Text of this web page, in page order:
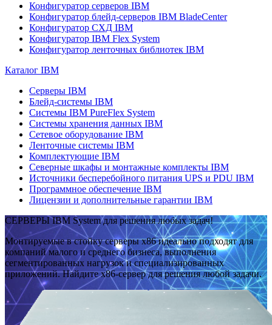
Конфигуратор серверов IBM
Конфигуратор блейд-серверов IBM BladeCenter
Конфигуратор СХД IBM
Конфигуратор IBM Flex System
Конфигуратор ленточных библиотек IBM
Каталог IBM
Серверы IBM
Блейд-системы IBM
Системы IBM PureFlex System
Системы хранения данных IBM
Сетевое оборудование IBM
Ленточные системы IBM
Комплектующие IBM
Северные шкафы и монтажные комплекты IBM
Источники бесперебойного питания UPS и PDU IBM
Программное обеспечение IBM
Лицензии и дополнительные гарантии IBM
СЕРВЕРЫ IBM System для решения любых задач!
Монтируемые в стойку серверы x86 идеально подходят для
компаний малого и среднего бизнеса, выполнения
сегментированных нагрузок и специализированных
приложений. Найдите x86-сервер для решения любой задачи.